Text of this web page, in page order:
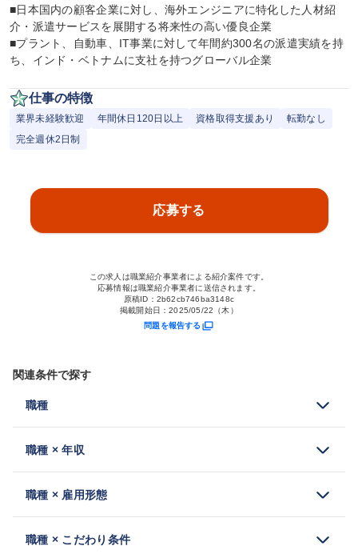
■日本国内の顧客企業に対し、海外エンジニアに特化した人材紹
介・派遣サービスを展開する将来性の高い優良企業
■プラント、自動車、IT事業に対して年間約300名の派遣実績を持
ち、インド・ベトナムに支社を持つグローバル企業
仕事の特徴
業界未経験歓迎 年間休日120日以上 資格取得支援あり
転勤なし
完全週休2日制
応募する
この求人は職業紹介事業者による紹介案件です。
応募情報は職業紹介事業者に送信されます。
原稿ID： 2b62cb746ba3148c
掲載開始日：2025/05/22（木）
問題を報告する
関連条件で探す
職種
職種 × 年収
職種 × 雇用形態
職種 × こだわり条件